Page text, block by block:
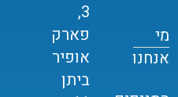
מי
אנחנו
3,
פארק
אופיר
ביתן